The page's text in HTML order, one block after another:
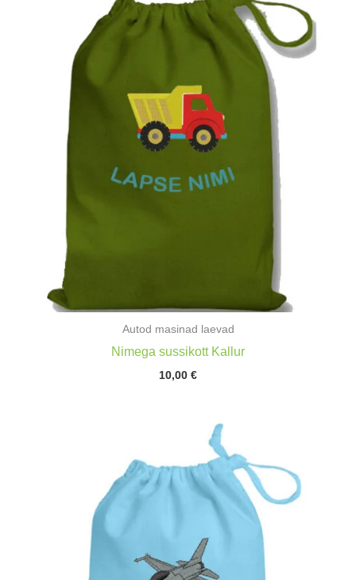
Autod masinad laevad
Nimega sussikott Kallur
10,00 €